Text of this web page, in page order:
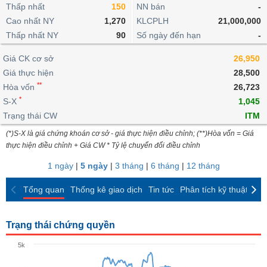
lỗ
dịch
nội
Niên
giám
Tài
liệu
cổ
Định
giá
ngoài
doanh
Top
cổ
phiếu
ngành
giao
dịch
dịch
Chứng
quyền
quan
Thống
giao
dịch
Thống
giao
dịch
Tin
tức
Phân
tích
kỹ
thuật
trực
tuyến
Bộ
lọc
cổ
So
sánh
Báo
cáo
Vĩ
mô
lai
Chứng
quyền
Trái
phiếu
IR
Awards
tạo
Dịch
vụ
Thấp nhất
150
Cao nhất NY
1,270
Thấp nhất NY
90
NN bán
-
KLCPLH
21,000,000
Số ngày đến hạn
-
Giá CK cơ sở
26,950
Giá thực hiện
28,500
Hòa vốn **
26,723
S-X *
1,045
Trạng thái CW
ITM
(*)S-X là giá chứng khoán cơ sở - giá thực hiện điều chỉnh; (**)Hòa vốn = Giá
thực hiện điều chỉnh + Giá CW * Tỷ lệ chuyển đổi điều chỉnh
1 ngày| 5 ngày| 3 tháng | 6 tháng | 12 tháng
Tổng quan Thống kê giao dịch Tin tức Phân tích kỹ thuật
Trạng thái chứng quyền
5k
BẤT
ĐỘNG
SẢN
TÀI
CHÍNH
HÀNG
KINH